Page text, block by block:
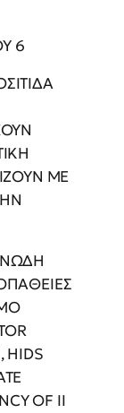
6
ΜΕ
HIDS
OF II